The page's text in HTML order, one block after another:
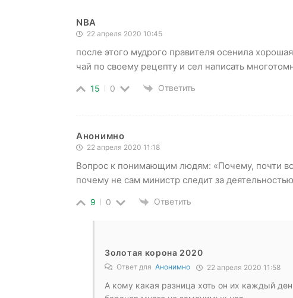
NBA
22 апреля 2020 10:45
после этого мудрого правителя осенила
чай по своему рецепту и сел написать
15 0 Ответить
Анонимно
22 апреля 2020 11:18
Вопрос к понимающим людям: «Почему, почти
почему не сам министр следит за
9 0 Ответить
Золотая корона 2020
Ответ для Анонимно 22 апреля 2020 11:58
А кому какая разница хоть он их каждый